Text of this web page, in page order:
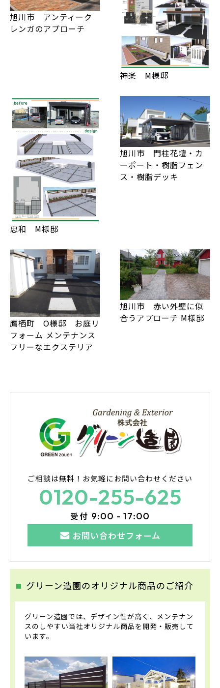
旭川市 アンティーク
レンガのアプローチ
神楽 M様邸
忠和 M様邸
旭川市 門柱花壇・カ
ーポート・樹脂フェン
ス・樹脂デッキ
鷹栖町 O様邸 お庭リ
フォーム メンテナンス
フリーなエクステリア
旭川市 赤い外壁に似
合うアプローチ M様邸
ご相談は無料！ お気軽にお問い合わせください
0120-255-625
受付 9:00 - 17:00
お問い合わせフォーム
グリーン造園のオリジナル商品のご紹介
グリーン造園では、デザイン性が高く、メンテナン
スのしやすい当社オリジナル商品を開発・販売して
います。